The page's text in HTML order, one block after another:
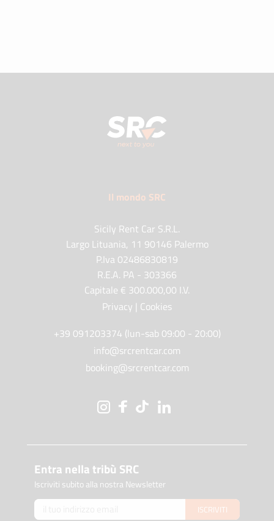
Il mondo SRC
Sicily Rent Car S.R.L.
Largo Lituania, 11 90146 Palermo
P.Iva 02486830819
R.E.A. PA - 303366
Capitale € 300.000,00 I.V.
Privacy | Cookies
+39 091203374 (lun-sab 09:00 - 20:00)
info@srcrentcar.com
booking@srcrentcar.com
Entra nella tribù SRC
Iscriviti subito alla nostra Newsletter
ISCRIVITI